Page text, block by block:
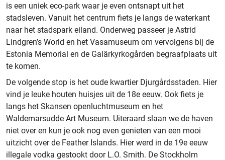
is een uniek eco-park waar je even ontsnapt uit het
stadsleven. Vanuit het centrum fiets je langs de waterkant
naar het stadspark eiland. Onderweg passeer je Astrid
Lindgren’s World en het Vasamuseum om vervolgens bij de
Estonia Memorial en de Galärkyrkogården begraafplaats uit
te komen.
De volgende stop is het oude kwartier Djurgårdsstaden. Hier
vind je leuke houten huisjes uit de 18e eeuw. Ook fiets je
langs het Skansen openluchtmuseum en het
Waldemarsudde Art Museum. Uiteraard slaan we de haven
niet over en kun je ook nog even genieten van een mooi
uitzicht over de Feather Islands. Hier werd in de 19e eeuw
illegale vodka gestookt door L.O. Smith. De Stockholm